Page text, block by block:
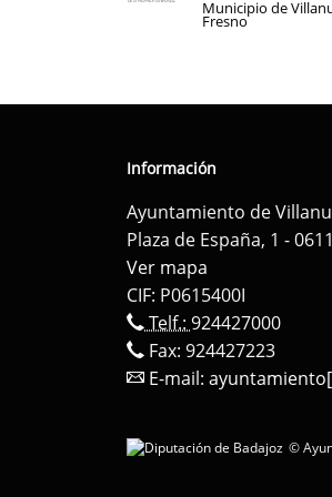
Municipio de
Fresno
Información
Ayuntamiento de
Plaza de España, 1 -
Ver mapa
CIF: P0615400I
Telf.: 924427000
Fax: 924427223
E-mail:
©